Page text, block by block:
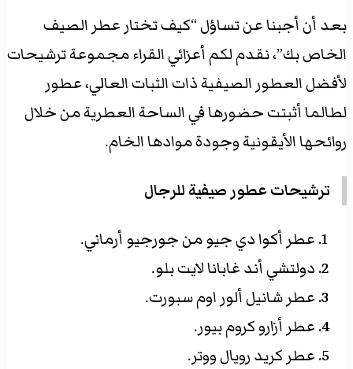
بعد أن أجبنا عن تساؤل “كيف تختار عطر الصيف
الخاص بك”، نقدم لكم أعزائي القراء مجموعة ترشيحات
لأفضل العطور الصيفية ذات الثبات العالي، عطور
لطالما أثبتت حضورها في الساحة العطرية من خلال
روائحها الأيقونية وجودة موادها الخام.
ترشيحات عطور صيفية للرجال
عطر أكوا دي جيو من جورجيو أرماني.
دولتشي أند غابانا لايت بلو.
عطر شانيل ألور اوم سبورت.
عطر أزارو كروم بيور.
عطر كريد رويال ووتر.